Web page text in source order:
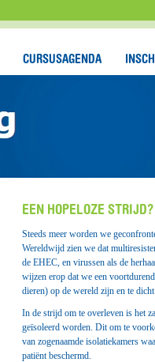
CURSUSAGENDA
EEN HOPELOZE STRIJD?
Steeds meer worden we
Wereldwijd zien we dat
de EHEC, en virussen als de
wijzen erop dat we een
dieren) op de wereld zijn en te
In de strijd om te overleven is het
geïsoleerd worden. Dit om te
van zogenaamde isolatiekamers
patiënt beschermd.